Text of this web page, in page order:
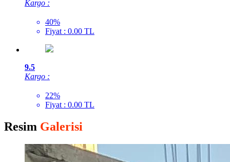
Kargo :
40%
Fiyat : 0.00 TL
9.5
Kargo :
22%
Fiyat : 0.00 TL
Resim Galerisi